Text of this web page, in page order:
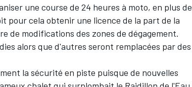
une course de 24 heures à moto, en plus de
pour cela obtenir une licence de la part de la
de modifications des zones de dégagement.
alors que d'autres seront remplacées par des
la sécurité en piste puisque de nouvelles